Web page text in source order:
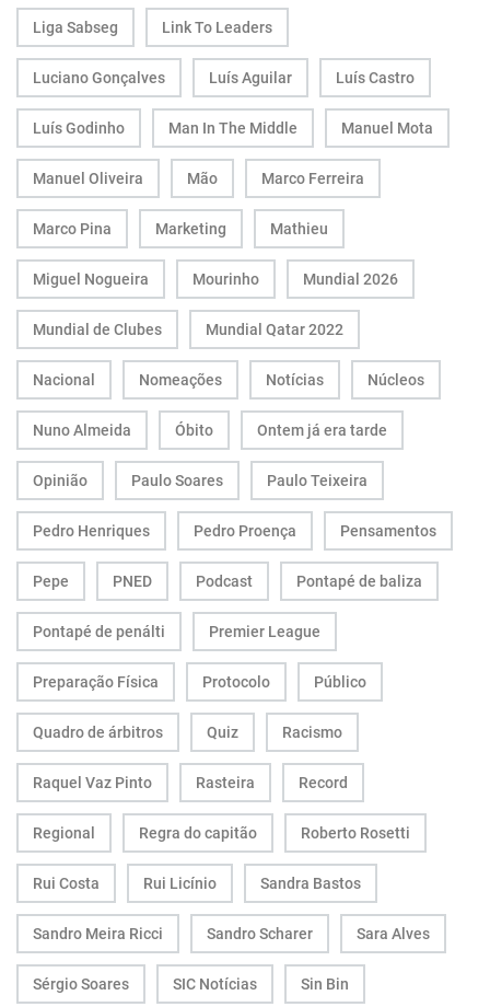
Liga Sabseg Link To Leaders
Luciano Gonçalves Luís Aguilar Luís Castro
Luís Godinho Man In The Middle Manuel Mota
Manuel Oliveira Mão Marco Ferreira
Marco Pina Marketing Mathieu
Miguel Nogueira Mourinho Mundial 2026
Mundial de Clubes Mundial Qatar 2022
Nacional Nomeações Notícias Núcleos
Nuno Almeida Óbito Ontem já era tarde
Opinião Paulo Soares Paulo Teixeira
Pedro Henriques Pedro Proença Pensamentos
Pepe PNED Podcast Pontapé de baliza
Pontapé de penálti Premier League
Preparação Física Protocolo Público
Quadro de árbitros Quiz Racismo
Raquel Vaz Pinto Rasteira Record
Regional Regra do capitão Roberto Rosetti
Rui Costa Rui Licínio Sandra Bastos
Sandro Meira Ricci Sandro Scharer Sara Alves
Sérgio Soares SIC Notícias Sin Bin